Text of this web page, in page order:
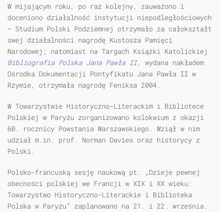
W mijającym roku, po raz kolejny, zauważono i
doceniono działalność instytucji niepodległościowych
— Studium Polski Podziemnej otrzymało za całokształt
swej działalności nagrodę Kustosza Pamięci
Narodowej; natomiast na Targach Książki Katolickiej
Bibliografia Polska Jana Pawła II, wydana nakładem
Ośrodka Dokumentacji Pontyfikatu Jana Pawła II w
Rzymie, otrzymała nagrodę Feniksa 2004.
W Towarzystwie Historyczno-Literackim i Bibliotece
Polskiej w Paryżu zorganizowano kolokwium z okazji
60. rocznicy Powstania Warszawskiego. Wziął w nim
udział m.in. prof. Norman Davies oraz historycy z
Polski.
Polsko-francuską sesję naukową pt. „Dzieje pewnej
obecności polskiej we Francji w XIX i XX wieku:
Towarzystwo Historyczno-Literackie i Biblioteka
Polska w Paryżu” zaplanowano na 21. i 22. września.